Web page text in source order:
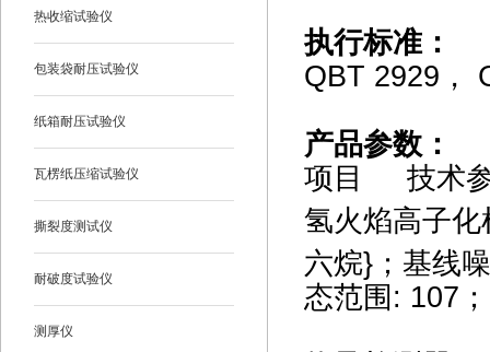
热收缩试验仪
包装袋耐压试验仪
纸箱耐压试验仪
瓦楞纸压缩试验仪
撕裂度测试仪
耐破度试验仪
测厚仪
执行标准：
QBT 2929 ，
产品参数：
项目 技术
氢火焰高子
六烷}；基线
态范围: